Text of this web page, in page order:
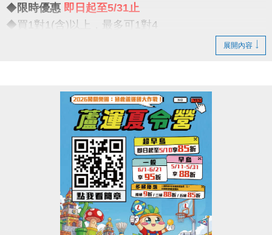
【#注意事項】
（一）報名請攜帶身分證為憑，若兩位選手年紀組別
（三）超過比賽時間 3 分鐘未出賽者，以棄權論（以
大會掛鐘為準）。
（四）為使比賽順利進行，大會有權調度場地安排及
出場順序，不得異議。
（五）主辦單位保有延期舉辦比賽、調整場地及最終
（六）如有未盡事宜，依現場公告為主。
（七）洽詢專線：03-263-9066 #115、116
◆限時優惠 即日起至5/31止
◆買1對1(含)以上，最多可1對4
◆假日15組 / 平日30組
真的慢了就沒有！這個夏天，不只是玩水
是讓你真正「學會游」
----------------------------
※包班課不在此優惠，登記時需先收費
※每位學生報名後課堂不得超過30堂(含現有課單)
※每期課程須於3個月內完成，逾期視同放棄(依定型
展開內容